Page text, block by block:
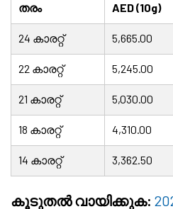
തരം AED (10g)
24 കാരറ്റ് 5,665.00
22 കാരറ്റ് 5,245.00
21 കാരറ്റ് 5,030.00
18 കാരറ്റ് 4,310.00
14 കാരറ്റ് 3,362.50
കൂടുതൽ വായിക്കുക: